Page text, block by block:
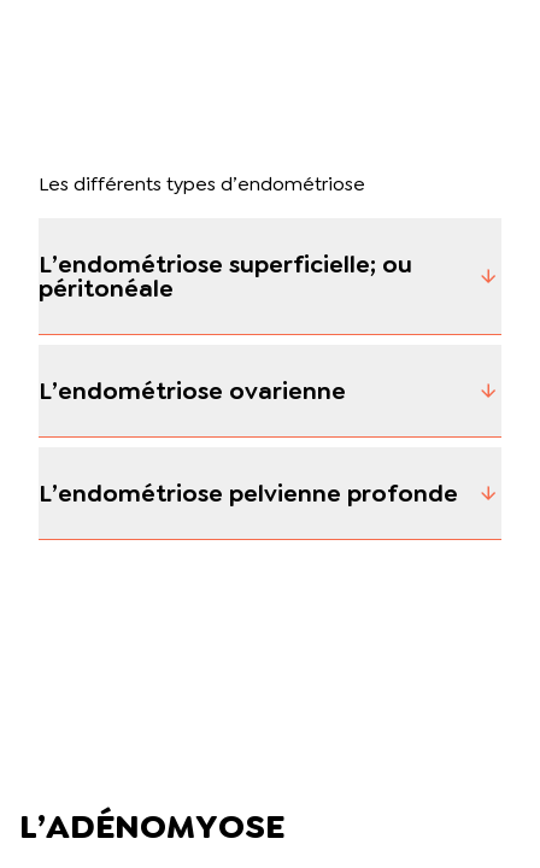
Les différents types d’endométriose
L’endométriose superficielle; ou
péritonéale
L’endométriose ovarienne
L’endométriose pelvienne profonde
L’ADÉNOMYOSE